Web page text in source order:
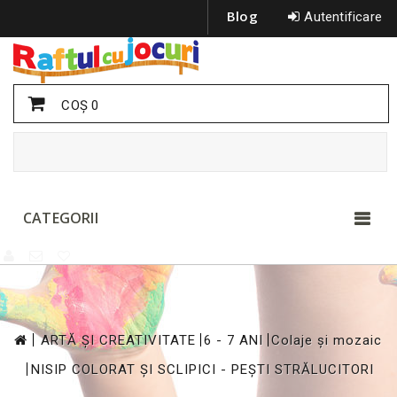
Autentificare
Blog
COŞ0
CATEGORII
>
ARTĂ ȘI CREATIVITATE 6 - 7 ANI Colaje și mozaic
NISIP COLORAT ȘI SCLIPICI - PEȘTI STRĂLUCITORI